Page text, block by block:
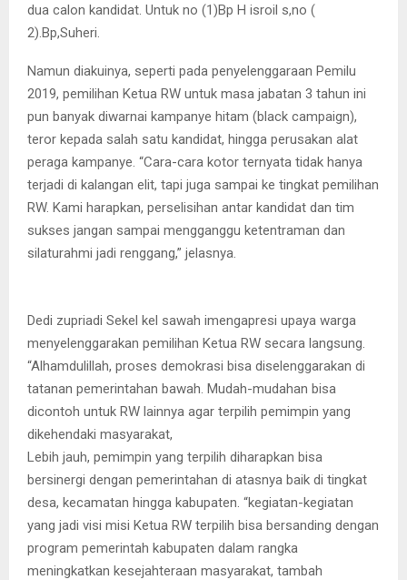
dua calon kandidat. Untuk no (1)Bp H isroil s,no (
2).Bp,Suheri.
Namun diakuinya, seperti pada penyelenggaraan Pemilu
2019, pemilihan Ketua RW untuk masa jabatan 3 tahun ini
pun banyak diwarnai kampanye hitam (black campaign),
teror kepada salah satu kandidat, hingga perusakan alat
peraga kampanye. “Cara-cara kotor ternyata tidak hanya
terjadi di kalangan elit, tapi juga sampai ke tingkat pemilihan
RW. Kami harapkan, perselisihan antar kandidat dan tim
sukses jangan sampai mengganggu ketentraman dan
silaturahmi jadi renggang,” jelasnya.
Dedi zupriadi Sekel kel sawah imengapresi upaya warga
menyelenggarakan pemilihan Ketua RW secara langsung.
“Alhamdulillah, proses demokrasi bisa diselenggarakan di
tatanan pemerintahan bawah. Mudah-mudahan bisa
dicontoh untuk RW lainnya agar terpilih pemimpin yang
dikehendaki masyarakat,
Lebih jauh, pemimpin yang terpilih diharapkan bisa
bersinergi dengan pemerintahan di atasnya baik di tingkat
desa, kecamatan hingga kabupaten. “kegiatan-kegiatan
yang jadi visi misi Ketua RW terpilih bisa bersanding dengan
program pemerintah kabupaten dalam rangka
meningkatkan kesejahteraan masyarakat, tambah